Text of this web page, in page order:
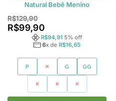
Natural Bebê Menino
R$129,90
R$99,90
R$94,91 5% off
6x de R$16,65
P M G GG
1 2 3